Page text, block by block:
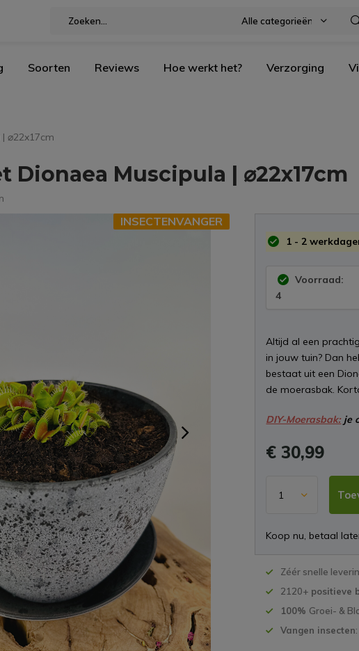
Alle categorieën
Soorten Reviews Hoe werkt het? Verzorging
⌀22x17cm
Dionaea Muscipula | ⌀22x17cm
INSECTENVANGER
1 - 2
Voorraad:
4
Altijd al een
in jouw tuin? Dan
bestaat uit een
de moerasbak.
DIY-Moerasbak:je
€ 30,99
Koop nu, betaal
Zéér snelle
2120+ positieve
100% Groei- &
Vangen insecten